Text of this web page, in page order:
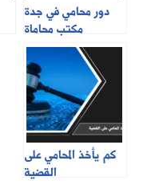
دور محامي في جدة
مكتب محاماة
بالسعودية
كم يأخذ المحامي على
القضية